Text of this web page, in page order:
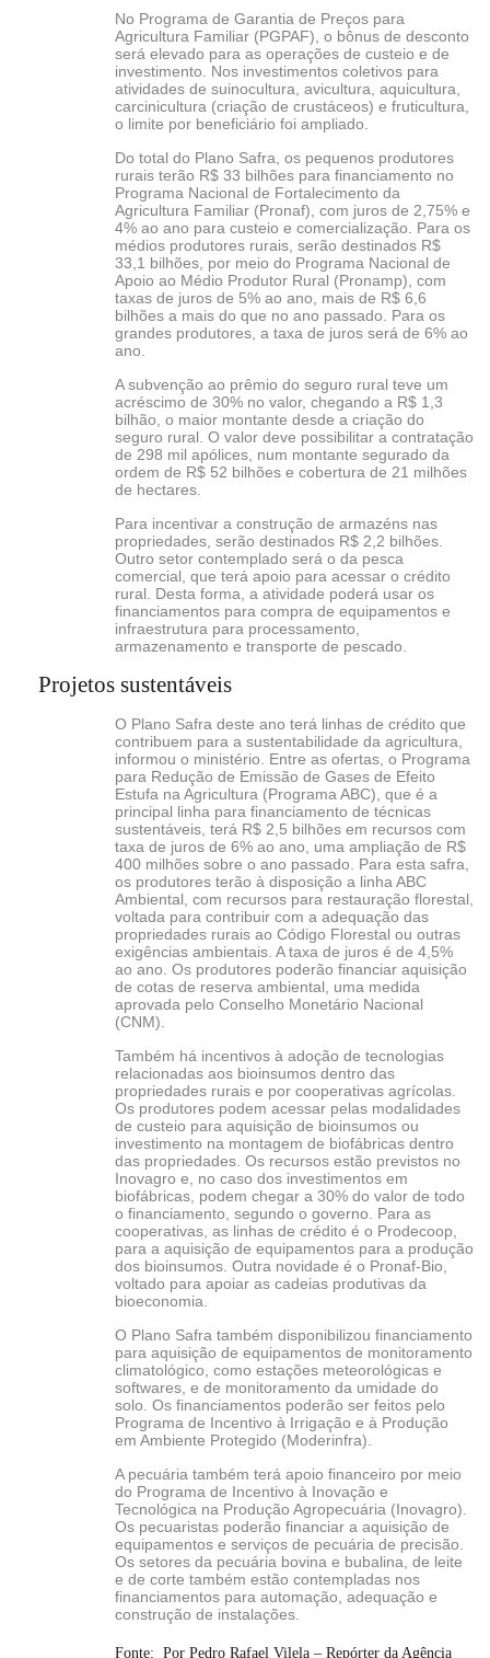
No Programa de Garantia de Preços para
Agricultura Familiar (PGPAF), o bônus de desconto
será elevado para as operações de custeio e de
investimento. Nos investimentos coletivos para
atividades de suinocultura, avicultura, aquicultura,
carcinicultura (criação de crustáceos) e fruticultura,
o limite por beneficiário foi ampliado.
Do total do Plano Safra, os pequenos produtores
rurais terão R$ 33 bilhões para financiamento no
Programa Nacional de Fortalecimento da
Agricultura Familiar (Pronaf), com juros de 2,75% e
4% ao ano para custeio e comercialização. Para os
médios produtores rurais, serão destinados R$
33,1 bilhões, por meio do Programa Nacional de
Apoio ao Médio Produtor Rural (Pronamp), com
taxas de juros de 5% ao ano, mais de R$ 6,6
bilhões a mais do que no ano passado. Para os
grandes produtores, a taxa de juros será de 6% ao
ano.
A subvenção ao prêmio do seguro rural teve um
acréscimo de 30% no valor, chegando a R$ 1,3
bilhão, o maior montante desde a criação do
seguro rural. O valor deve possibilitar a contratação
de 298 mil apólices, num montante segurado da
ordem de R$ 52 bilhões e cobertura de 21 milhões
de hectares.
Para incentivar a construção de armazéns nas
propriedades, serão destinados R$ 2,2 bilhões.
Outro setor contemplado será o da pesca
comercial, que terá apoio para acessar o crédito
rural. Desta forma, a atividade poderá usar os
financiamentos para compra de equipamentos e
infraestrutura para processamento,
armazenamento e transporte de pescado.
Projetos sustentáveis
O Plano Safra deste ano terá linhas de crédito que
contribuem para a sustentabilidade da agricultura,
informou o ministério. Entre as ofertas, o Programa
para Redução de Emissão de Gases de Efeito
Estufa na Agricultura (Programa ABC), que é a
principal linha para financiamento de técnicas
sustentáveis, terá R$ 2,5 bilhões em recursos com
taxa de juros de 6% ao ano, uma ampliação de R$
400 milhões sobre o ano passado. Para esta safra,
os produtores terão à disposição a linha ABC
Ambiental, com recursos para restauração florestal,
voltada para contribuir com a adequação das
propriedades rurais ao Código Florestal ou outras
exigências ambientais. A taxa de juros é de 4,5%
ao ano. Os produtores poderão financiar aquisição
de cotas de reserva ambiental, uma medida
aprovada pelo Conselho Monetário Nacional
(CNM).
Também há incentivos à adoção de tecnologias
relacionadas aos bioinsumos dentro das
propriedades rurais e por cooperativas agrícolas.
Os produtores podem acessar pelas modalidades
de custeio para aquisição de bioinsumos ou
investimento na montagem de biofábricas dentro
das propriedades. Os recursos estão previstos no
Inovagro e, no caso dos investimentos em
biofábricas, podem chegar a 30% do valor de todo
o financiamento, segundo o governo. Para as
cooperativas, as linhas de crédito é o Prodecoop,
para a aquisição de equipamentos para a produção
dos bioinsumos. Outra novidade é o Pronaf-Bio,
voltado para apoiar as cadeias produtivas da
bioeconomia.
O Plano Safra também disponibilizou financiamento
para aquisição de equipamentos de monitoramento
climatológico, como estações meteorológicas e
softwares, e de monitoramento da umidade do
solo. Os financiamentos poderão ser feitos pelo
Programa de Incentivo à Irrigação e à Produção
em Ambiente Protegido (Moderinfra).
A pecuária também terá apoio financeiro por meio
do Programa de Incentivo à Inovação e
Tecnológica na Produção Agropecuária (Inovagro).
Os pecuaristas poderão financiar a aquisição de
equipamentos e serviços de pecuária de precisão.
Os setores da pecuária bovina e bubalina, de leite
e de corte também estão contempladas nos
financiamentos para automação, adequação e
construção de instalações.
Fonte: Por Pedro Rafael Vilela – Repórter da Agência